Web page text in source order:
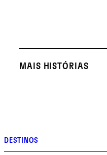
MAIS HISTÓRIAS
DESTINOS